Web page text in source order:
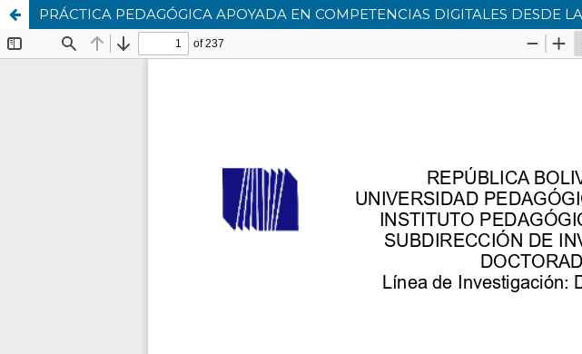
PRÁCTICA PEDAGÓGICA APOYADA EN COMPETENCIAS DIGITALES DESDE